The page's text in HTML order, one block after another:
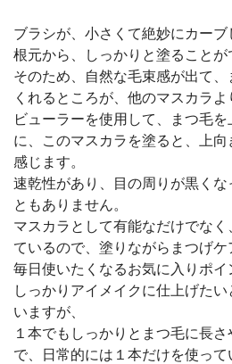
ブラシが、小さくて絶妙にカー
根元から、しっかりと塗ることが
そのため、自然な毛束感が出て
くれるところが、他のマスカラよ
ビューラーを使用して、まつ毛
に、このマスカラを塗ると、上
感じます。
速乾性があり、目の周りが黒く
ともありません。
マスカラとして有能なだけでな
ているので、塗りながらまつげケ
毎日使いたくなるお気に入りポイ
しっかりアイメイクに仕上げた
いますが、
１本でもしっかりとまつ毛に長
で、日常的には１本だけを使って